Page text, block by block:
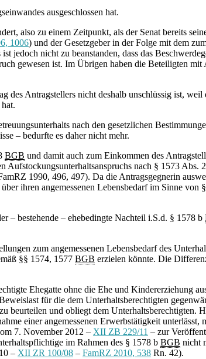
ausgeschlossen hat.
also zu einem Zeitpunkt, als der Senat bereits
1006) und der Gesetzgeber in der Folge mit dem
jedoch nicht zu beanstanden, dass das
gewesen ist. Im Übrigen haben die Beteiligten
Antragstellers nicht deshalb unschlüssig ist,
nach den gesetzlichen
– bedurfte es daher nicht mehr.
BGB und damit auch zum Einkommen des
Aufstockungsunterhaltsanspruchs nach § 1573 Abs. 2
1990, 496, 497). Da die Antragsgegnerin
ihren angemessenen Lebensbedarf im Sinne von
– bestehende – ehebedingte Nachteil i.S.d. § 1578 b
zum angemessenen Lebensbedarf des
§§ 1574, 1577 BGB erzielen könnte. Die
Ehegatte ohne die Ehe und Kindererziehung
für die dem Unterhaltsberechtigten
zu beurteilen und obliegt dem Unterhaltsberechtigten.
einer angemessenen Erwerbstätigkeit
7. November 2012 – XII ZB 229/11 – zur
im Rahmen des § 1578 b BGB nicht
– XII ZR 100/08 – FamRZ 2010, 538 Rn. 42).